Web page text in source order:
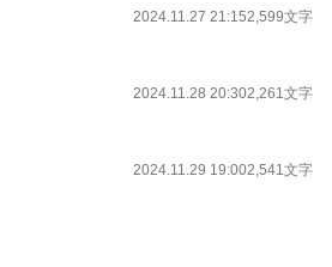
2024.11.27 21:152,599文字
2024.11.28 20:302,261文字
2024.11.29 19:002,541文字